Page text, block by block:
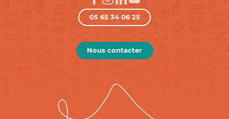
05 65 34 06 25
Nous contacter